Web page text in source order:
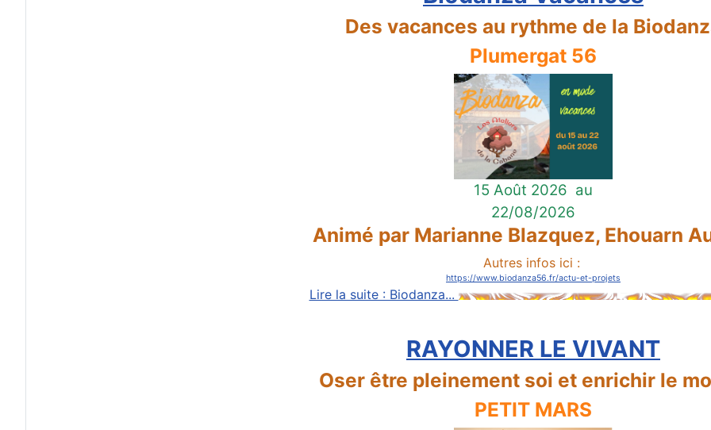
Des vacances au rythme de la
Plumergat 56
15 Août 2026 au
22/08/2026
Animé par Marianne Blazquez, Ehouarn
Autres infos ici :
https://www.biodanza56.fr/actu-et-projets
Lire la suite : Biodanza...
RAYONNER LE VIVANT
Oser être pleinement soi et enrichir le
PETIT MARS